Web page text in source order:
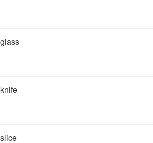
glass
knife
slice